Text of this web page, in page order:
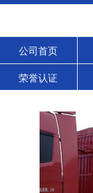
公司首页
荣誉认证